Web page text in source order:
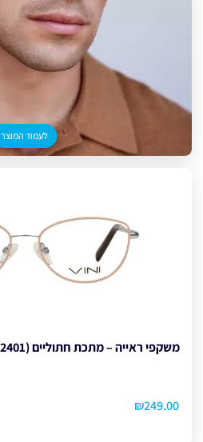
לעמוד המוצר
משקפי ראייה – מתכת חתוליים (2401)
₪249.00